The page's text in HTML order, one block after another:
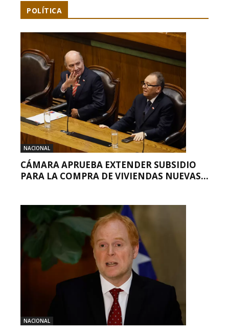
POLÍTICA
NACIONAL
CÁMARA APRUEBA EXTENDER SUBSIDIO
PARA LA COMPRA DE VIVIENDAS NUEVAS...
NACIONAL